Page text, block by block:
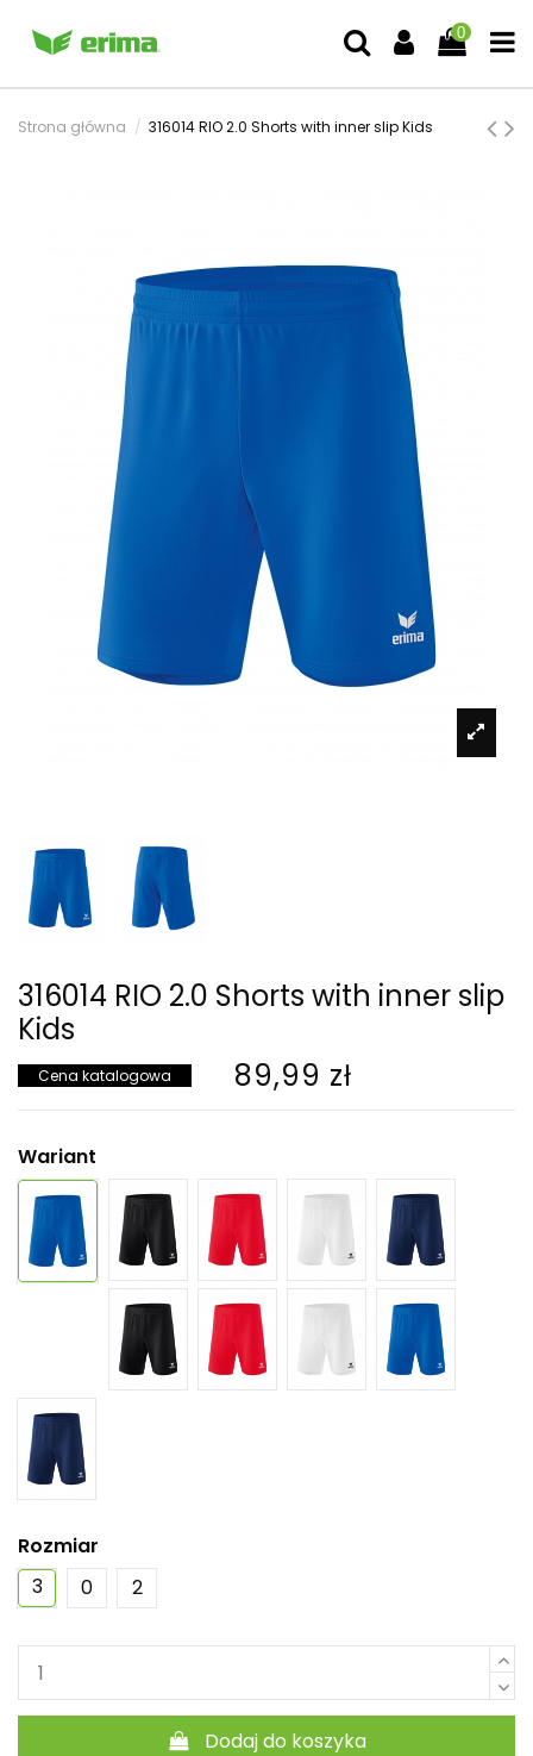
0
Strona główna 316014 RIO 2.0 Shorts with inner slip Kids
316014 RIO 2.0 Shorts with inner slip
Kids
Cena katalogowa 89,99 zł
Wariant
Rozmiar
3
0 2
Dodaj do koszyka